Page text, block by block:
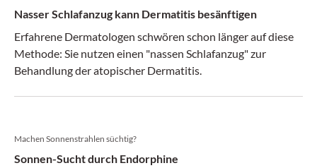
Nasser Schlafanzug kann Dermatitis besänftigen
Erfahrene Dermatologen schwören schon länger auf diese
Methode: Sie nutzen einen "nassen Schlafanzug" zur
Behandlung der atopischer Dermatitis.
Machen Sonnenstrahlen süchtig?
Sonnen-Sucht durch Endorphine